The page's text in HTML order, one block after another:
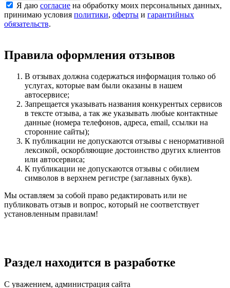
Я даю согласие на обработку моих персональных данных,
принимаю условия политики, оферты и гарантийных
обязательств.
Правила оформления отзывов
В отзывах должна содержаться информация только об
услугах, которые вам были оказаны в нашем
автосервисе;
Запрещается указывать названия конкурентых сервисов
в тексте отзыва, а так же указывать любые контактные
данные (номера телефонов, адреса, email, ссылки на
сторонние сайты);
К публикации не допускаются отзывы с ненормативной
лексикой, оскорбляющие достоинство других клиентов
или автосервиса;
К публикации не допускаются отзывы с обилием
символов в верхнем регистре (заглавных букв).
Мы оставляем за собой право редактировать или не
публиковать отзыв и вопрос, который не соответствует
установленным правилам!
Раздел находится в разработке
С уважением, администрация сайта